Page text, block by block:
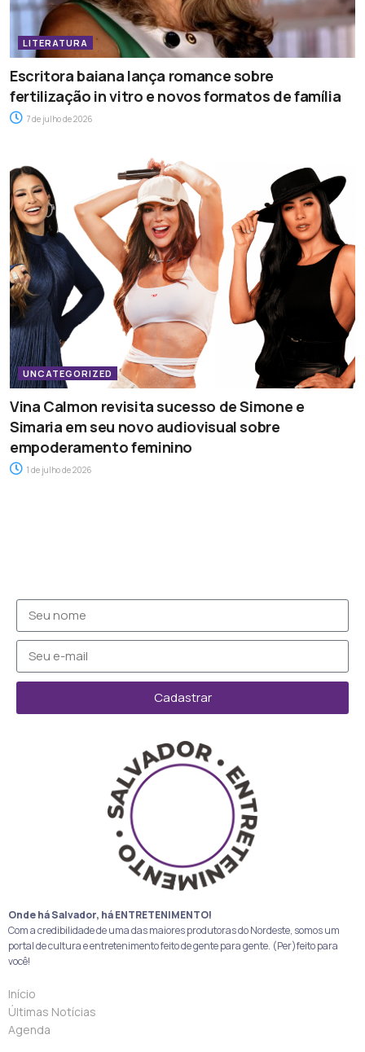
LITERATURA
Escritora baiana lança romance sobre
fertilização in vitro e novos formatos de família
7 de julho de 2026
UNCATEGORIZED
Vina Calmon revisita sucesso de Simone e
Simaria em seu novo audiovisual sobre
empoderamento feminino
1 de julho de 2026
Cadastrar
Onde há Salvador, há ENTRETENIMENTO!
Com a credibilidade de uma das maiores produtoras do Nordeste, somos um
portal de cultura e entretenimento feito de gente para gente. (Per)feito para
você!
Início
Últimas Notícias
Agenda